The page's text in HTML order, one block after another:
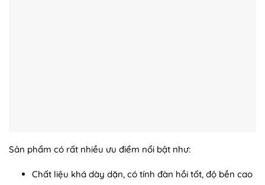
Sản phẩm có rất nhiều ưu điểm nổi bật như:
Chất liệu khá dày dặn, có tính đàn hồi tốt, độ bền cao